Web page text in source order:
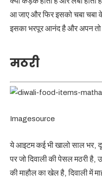
आ जाए और फिर इसको चबा चबा
इसका भरपूर आनंद है और अपन तो
मठरी
Imagesource
ये आइटम कई भी खालो साल भर,
पर जो दिवाली की पेसल मठरी
की माहौल का खेल है, दिवाली में